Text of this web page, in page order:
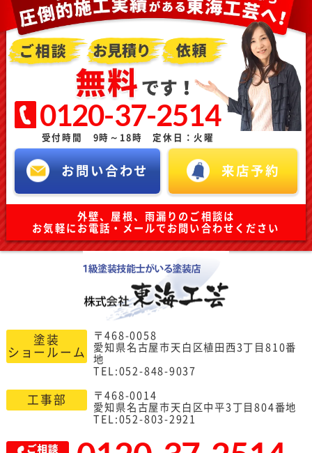
0120-37-2514
受付時間 9時～18時 定休日：火曜
お問い合わせ 来店予約
外壁、屋根、雨漏りのご相談は
お気軽にお電話・メールでお問い合わせください
塗装
ショールーム
〒468-0058
愛知県名古屋市天白区植田西3丁目810番
地
TEL:052-848-9037
工事部
〒468-0014
愛知県名古屋市天白区中平3丁目804番地
TEL:052-803-2921